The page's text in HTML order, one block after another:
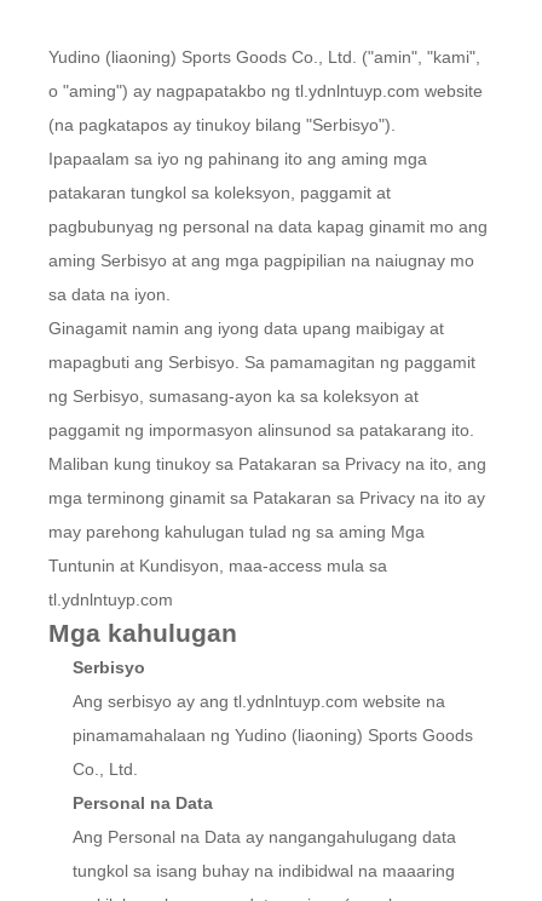
Yudino (liaoning) Sports Goods Co., Ltd. ("amin", "kami",
o "aming") ay nagpapatakbo ng tl.ydnlntuyp.com website
(na pagkatapos ay tinukoy bilang "Serbisyo").
Ipapaalam sa iyo ng pahinang ito ang aming mga
patakaran tungkol sa koleksyon, paggamit at
pagbubunyag ng personal na data kapag ginamit mo ang
aming Serbisyo at ang mga pagpipilian na naiugnay mo
sa data na iyon.
Ginagamit namin ang iyong data upang maibigay at
mapagbuti ang Serbisyo. Sa pamamagitan ng paggamit
ng Serbisyo, sumasang-ayon ka sa koleksyon at
paggamit ng impormasyon alinsunod sa patakarang ito.
Maliban kung tinukoy sa Patakaran sa Privacy na ito, ang
mga terminong ginamit sa Patakaran sa Privacy na ito ay
may parehong kahulugan tulad ng sa aming Mga
Tuntunin at Kundisyon, maa-access mula sa
tl.ydnlntuyp.com
Mga kahulugan
Serbisyo
Ang serbisyo ay ang tl.ydnlntuyp.com website na
pinamamahalaan ng Yudino (liaoning) Sports Goods
Co., Ltd.
Personal na Data
Ang Personal na Data ay nangangahulugang data
tungkol sa isang buhay na indibidwal na maaaring